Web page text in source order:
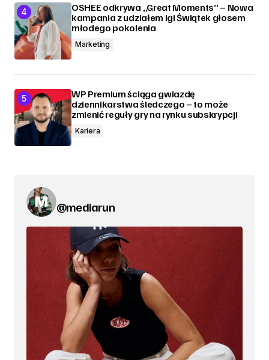
OSHEE odkrywa „Great Moments” – Nowa
kampania z udziałem Igi Świątek głosem
młodego pokolenia
Marketing
WP Premium ściąga gwiazdę
dziennikarstwa śledczego – to może
zmienić reguły gry na rynku subskrypcji
Kariera
@mediarun